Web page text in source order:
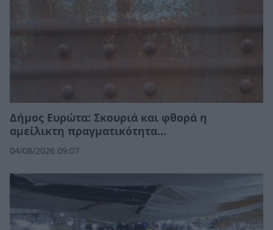
Δήμος Ευρώτα: Σκουριά και φθορά η
αμείλικτη πραγματικότητα…
04/08/2026 09:07